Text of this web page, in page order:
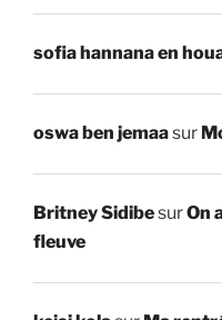
sofia hannana en
oswa ben jemaasur
Britney SidibesurOn
fleuve